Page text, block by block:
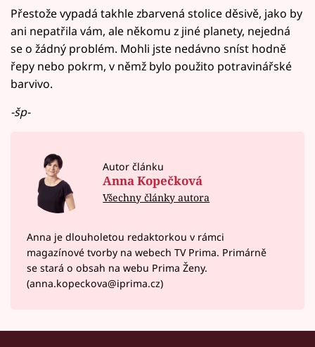
Přestože vypadá takhle zbarvená stolice děsivě, jako by
ani nepatřila vám, ale někomu z jiné planety, nejedná
se o žádný problém. Mohli jste nedávno sníst hodně
řepy nebo pokrm, v němž bylo použito potravinářské
barvivo.
-šp-
Autor článku
Anna Kopečková
Všechny články autora
Anna je dlouholetou redaktorkou v rámci
magazínové tvorby na webech TV Prima. Primárně
se stará o obsah na webu Prima Ženy.
(anna.kopeckova@iprima.cz)